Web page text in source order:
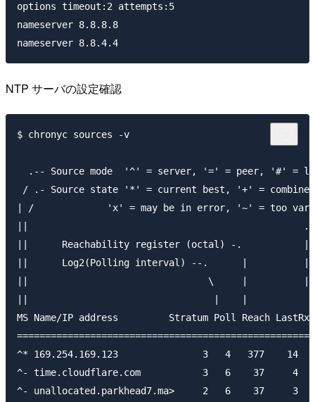
options timeout:2 attempts:5
nameserver 8.8.8.8
NTP サーバの設定確認
$ chronyc sources -v
.-- Source mode  '^' = server, '=' = peer, '#' =
/ .- Source state '*' = current best, '+' =
| /             'x' = may be in error, '~' = too
||                                                 .-
||      Reachability register (octal) -.           |
||      Log2(Polling interval) --.      |          |
||                                \     |          |
MS Name/IP address         Stratum Poll
^* 169.254.169.123               3   4   377    14    -
^- time.cloudflare.com           3   6    37     4
^- unallocated.parkhead7.ma>     2   6    37     3